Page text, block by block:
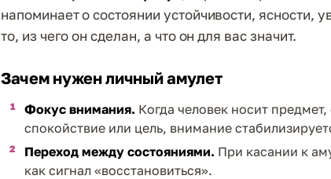
напоминает о состоянии устойчивости, ясности,
то, из чего он сделан, а что он для вас значит.
Зачем нужен личный амулет
Фокус внимания. Когда человек носит
спокойствие или цель, внимание
Переход между состояниями. При касании к
как сигнал «восстановиться».